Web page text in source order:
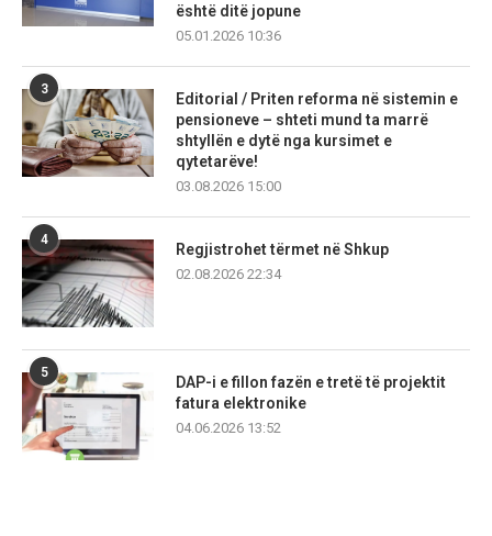
është ditë jopune
05.01.2026 10:36
3
Editorial / Priten reforma në sistemin e
pensioneve – shteti mund ta marrë
shtyllën e dytë nga kursimet e
qytetarëve!
03.08.2026 15:00
4
Regjistrohet tërmet në Shkup
02.08.2026 22:34
5
DAP-i e fillon fazën e tretë të projektit
fatura elektronike
04.06.2026 13:52